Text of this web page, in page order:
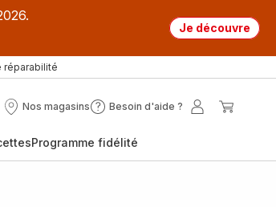
Je découvre
réparabilité
Nos magasins
Nos
Besoin d'aide ?
Besoin
?
Mon
Programme fidélité